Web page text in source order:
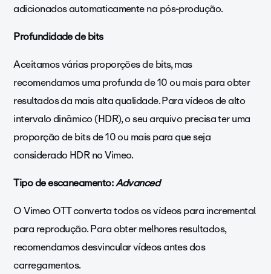
adicionados automaticamente na pós-produção.
Profundidade de bits
Aceitamos várias proporções de bits, mas
recomendamos uma profunda de 10 ou mais para obter
resultados da mais alta qualidade. Para vídeos de alto
intervalo dinâmico (HDR), o seu arquivo precisa ter uma
proporção de bits de 10 ou mais para que seja
considerado HDR no Vimeo.
Tipo de escaneamento:Advanced
O Vimeo OTT converta todos os vídeos para incremental
para reprodução. Para obter melhores resultados,
recomendamos desvincular vídeos antes dos
carregamentos.